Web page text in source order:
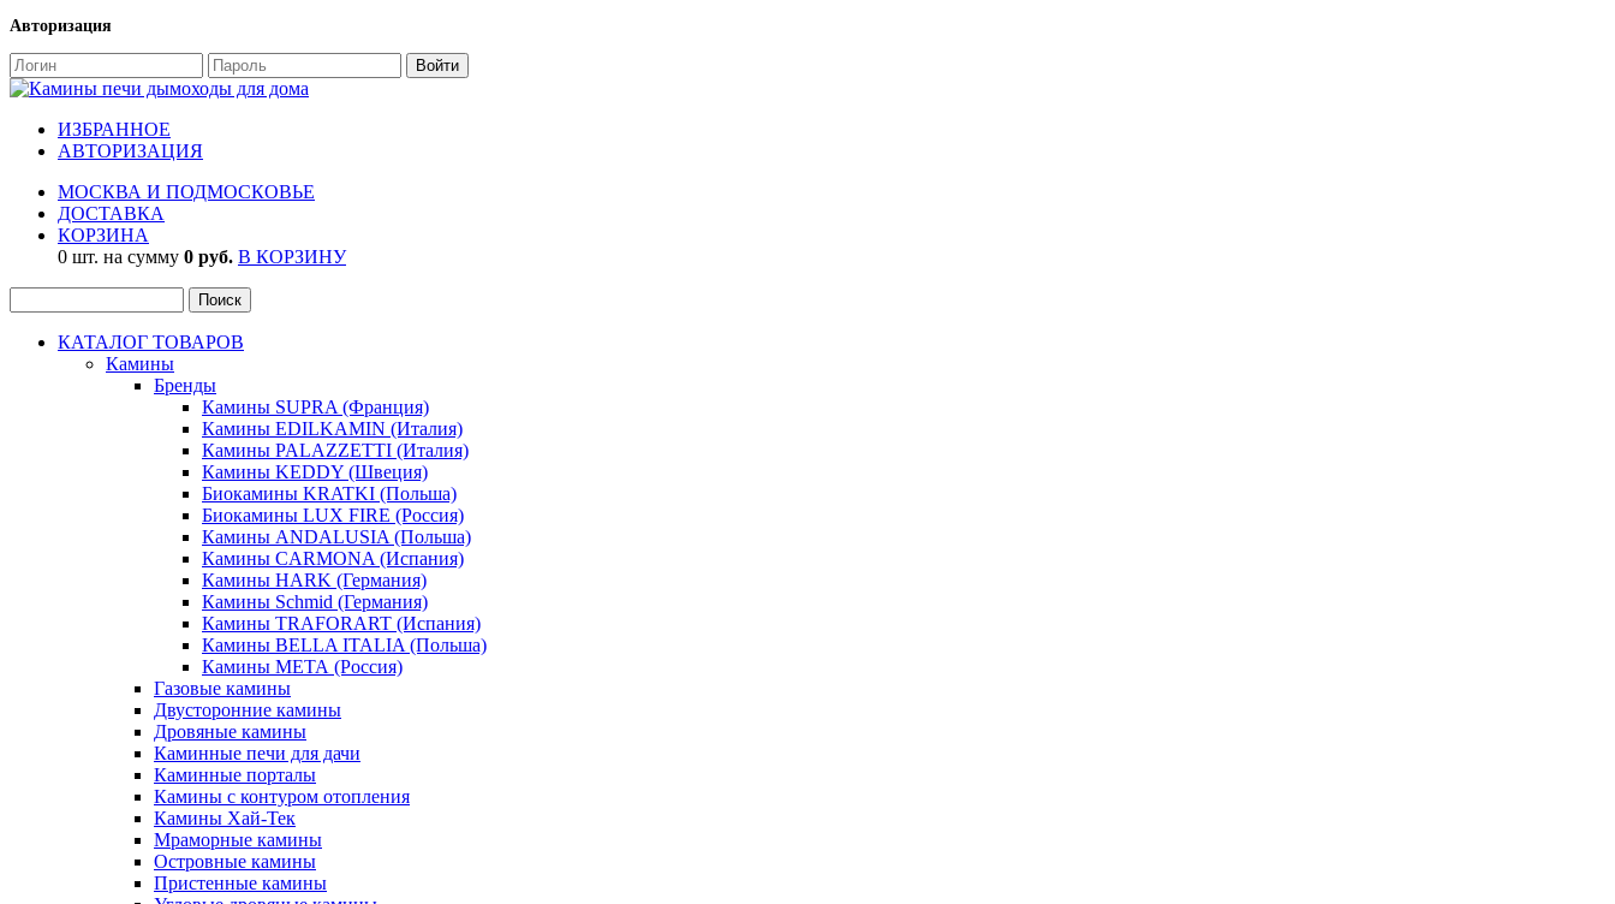
Авторизация
ИЗБРАННОЕ
АВТОРИЗАЦИЯ
МОСКВА И ПОДМОСКОВЬЕ
ДОСТАВКА
КОРЗИНА
0 шт. на сумму 0 руб. В КОРЗИНУ
КАТАЛОГ ТОВАРОВ
Камины
Бренды
Камины SUPRA (Франция)
Камины EDILKAMIN (Италия)
Камины PALAZZETTI (Италия)
Камины KEDDY (Швеция)
Биокамины KRATKI (Польша)
Биокамины LUX FIRE (Россия)
Камины ANDALUSIA (Польша)
Камины CARMONA (Испания)
Камины HARK (Германия)
Камины Schmid (Германия)
Камины TRAFORART (Испания)
Камины BELLA ITALIA (Польша)
Камины МЕТА (Россия)
Газовые камины
Двусторонние камины
Дровяные камины
Каминные печи для дачи
Каминные порталы
Камины с контуром отопления
Камины Хай-Тек
Мраморные камины
Островные камины
Пристенные камины